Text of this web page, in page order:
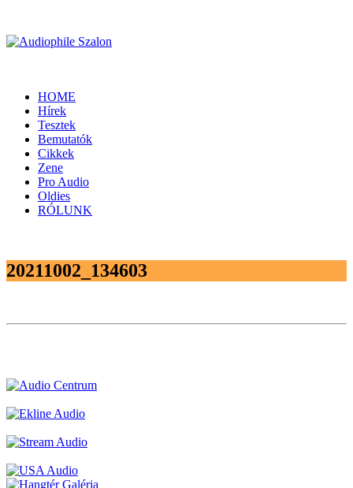
HOME
Hírek
Tesztek
Bemutatók
Cikkek
Zene
Pro Audio
Oldies
RÓLUNK
20211002_134603